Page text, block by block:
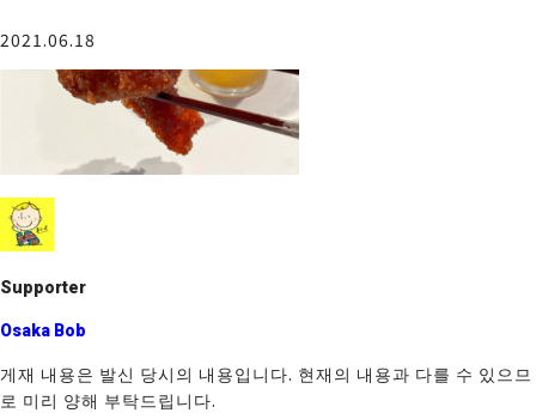
2021.06.18
Supporter
Osaka Bob
게재 내용은 발신 당시의 내용입니다. 현재의 내용과 다를 수 있으므
로 미리 양해 부탁드립니다.